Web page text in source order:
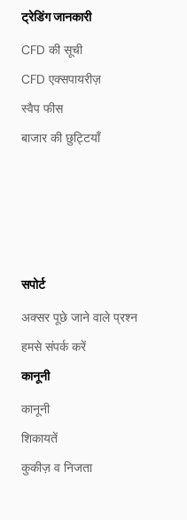
ट्रेडिंग जानकारी
CFD की सूची
CFD एक्सपायरीज़
स्वैप फीस
बाजार की छुट्टियाँ
सपोर्ट
अक्सर पूछे जाने वाले प्रश्न
हमसे संपर्क करें
कानूनी
कानूनी
शिकायतें
कुकीज़ व निजता